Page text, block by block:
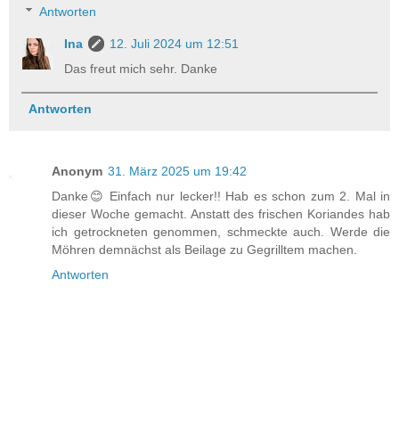
Antworten
Ina
12. Juli 2024 um 12:51
Das freut mich sehr. Danke
Antworten
Anonym 31. März 2025 um 19:42
Danke😊 Einfach nur lecker!! Hab es schon zum 2. Mal in
dieser Woche gemacht. Anstatt des frischen Koriandes hab
ich getrockneten genommen, schmeckte auch. Werde die
Möhren demnächst als Beilage zu Gegrilltem machen.
Antworten